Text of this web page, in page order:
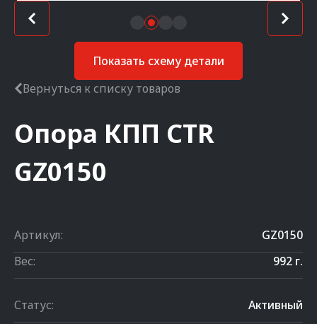
Показать схему детали
Вернуться к списку товаров
Опора КПП CTR
GZ0150
Артикул:
GZ0150
Вес:
992 г.
Статус: Активный